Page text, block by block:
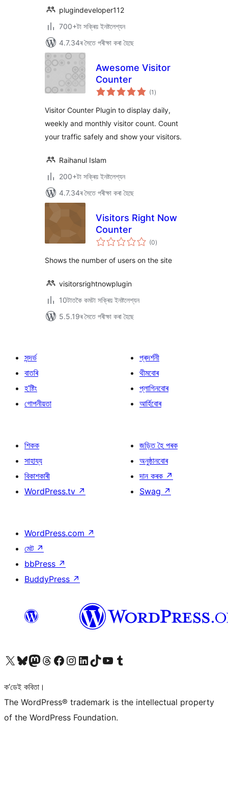
plugindeveloper112
700+টা সক্ৰিয় ইনষ্টলেশ্যন
4.7.34ৰ সৈতে পৰীক্ষা কৰা হৈছে
Awesome Visitor
Counter
(1 টা
মুঠ)
Visitor Counter Plugin to display daily,
weekly and monthly visitor count. Count
your traffic safely and show your visitors.
Raihanul Islam
200+টা সক্ৰিয় ইনষ্টলেশ্যন
4.7.34ৰ সৈতে পৰীক্ষা কৰা হৈছে
Visitors Right Now
Counter
(0টা
মুঠ)
Shows the number of users on the site
visitorsrightnowplugin
10টাতকৈ কমটা সক্ৰিয় ইনষ্টলেশ্যন
5.5.19ৰ সৈতে পৰীক্ষা কৰা হৈছে
সন্দৰ্ভ
বাতৰি
হ’ষ্টিং
গোপনীয়তা
প্ৰদৰ্শনী
থীমবোৰ
প্লাগিনবোৰ
আৰ্হিবোৰ
শিকক
সাহায্য
বিকাশকাৰী
WordPress.tv ↗
জড়িত হৈ পৰক
অনুষ্ঠানবোৰ
দান কৰক ↗
Swag ↗
WordPress.com ↗
মেট ↗
bbPress ↗
BuddyPress ↗
আমাৰ X (আগৰ Twitter) একাউণ্টলৈ যাওকআমাৰ Bluesky একাউণ্টলৈ যাওকআমাৰ Mastodon একাউণ্টলৈ যাওকআমাৰ Threads একাউণ্টলৈ যাওকআমাৰ Facebook পৃষ্ঠালৈ যাওকআমাৰ Instagram একাউণ্টলৈ যাওকআমাৰ LinkedIn একাউণ্টলৈ যাওকআমাৰ TikTok একাউণ্টলৈ যাওকআমাৰ YouTube চেনেললৈ যাওকআমাৰ Tumblr একাউণ্টলৈ যাওক
ক’ডেই কবিতা।
The WordPress® trademark is the intellectual property
of the WordPress Foundation.